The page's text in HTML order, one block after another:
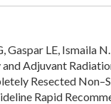
Gaspar LE, Ismaila
Adjuvant
Resected
Rapid